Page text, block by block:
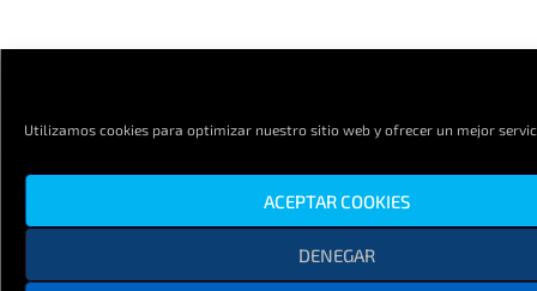
Utilizamos cookies para optimizar nuestro sitio web y ofrecer un mejor
ACEPTAR COOKIES
DENEGAR